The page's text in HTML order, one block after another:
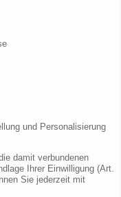
und Personalisierung
damit verbundenen
Ihrer Einwilligung (Art.
Sie jederzeit mit